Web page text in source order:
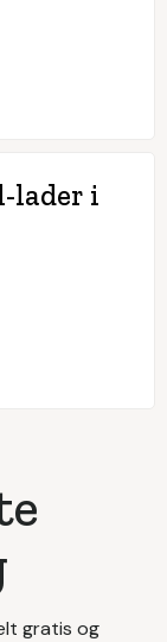
lader i
gratis og